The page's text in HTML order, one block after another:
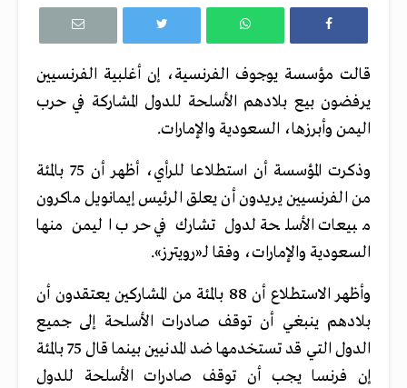
قالت مؤسسة يوجوف الفرنسية، إن أغلبية الفرنسيين
يرفضون بيع بلادهم الأسلحة للدول المشاركة في حرب
اليمن وأبرزها، السعودية والإمارات.
وذكرت المؤسسة أن استطلاعا للرأي، أظهر أن 75 بالمئة
من الفرنسيين يريدون أن يعلق الرئيس إيمانويل ماكرون
مبيعات الأسلحة لدول تشارك في حرب اليمن منها
السعودية والإمارات، وفقا لـ«رويترز».
وأظهر الاستطلاع أن 88 بالمئة من المشاركين يعتقدون أن
بلادهم ينبغي أن توقف صادرات الأسلحة إلى جميع
الدول التي قد تستخدمها ضد المدنيين بينما قال 75 بالمئة
إن فرنسا يجب أن توقف صادرات الأسلحة للدول